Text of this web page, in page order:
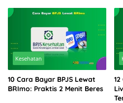
Kesehatan
10 Cara Bayar BPJS Lewat
BRImo: Praktis 2 Menit Beres